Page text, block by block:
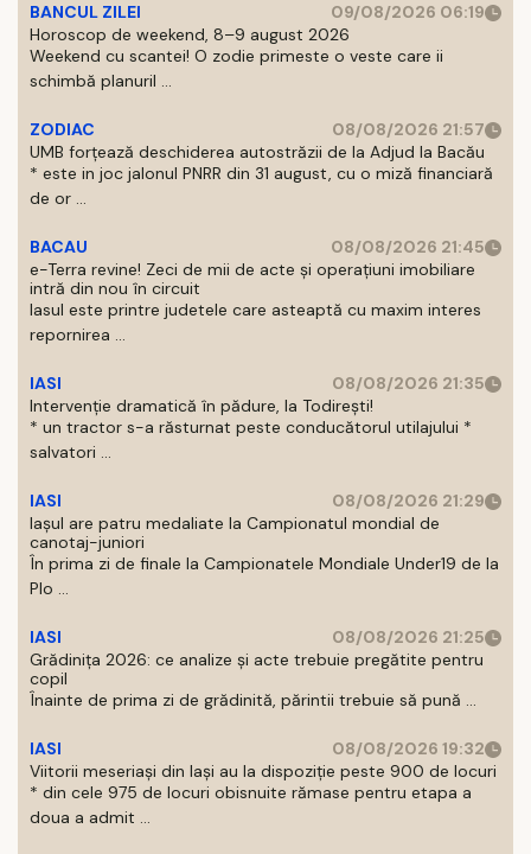
BANCUL ZILEI
09/08/2026 06:19
Horoscop de weekend, 8–9 august 2026
Weekend cu scantei! O zodie primeste o veste care ii
schimbă planuril ...
ZODIAC
08/08/2026 21:57
UMB forțează deschiderea autostrăzii de la Adjud la Bacău
* este in joc jalonul PNRR din 31 august, cu o miză financiară
de or ...
BACAU
08/08/2026 21:45
e-Terra revine! Zeci de mii de acte și operațiuni imobiliare
intră din nou în circuit
Iasul este printre judetele care asteaptă cu maxim interes
repornirea ...
IASI
08/08/2026 21:35
Intervenție dramatică în pădure, la Todirești!
* un tractor s-a răsturnat peste conducătorul utilajului *
salvatori ...
IASI
08/08/2026 21:29
Iaşul are patru medaliate la Campionatul mondial de
canotaj-juniori
În prima zi de finale la Campionatele Mondiale Under19 de la
Plo ...
IASI
08/08/2026 21:25
Grădinița 2026: ce analize și acte trebuie pregătite pentru
copil
Înainte de prima zi de grădinită, părintii trebuie să pună ...
IASI
08/08/2026 19:32
Viitorii meseriași din Iași au la dispoziție peste 900 de locuri
* din cele 975 de locuri obisnuite rămase pentru etapa a
doua a admit ...